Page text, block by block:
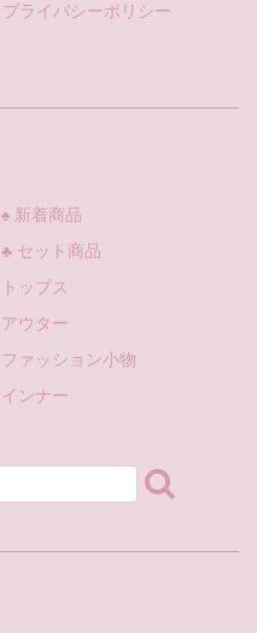
プライバシーポリシー
♠ 新着商品
♣ セット商品
トップス
アウター
ファッション小物
インナー